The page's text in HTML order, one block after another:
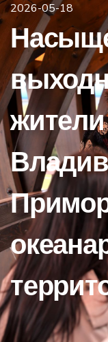
2026-05-18
жители